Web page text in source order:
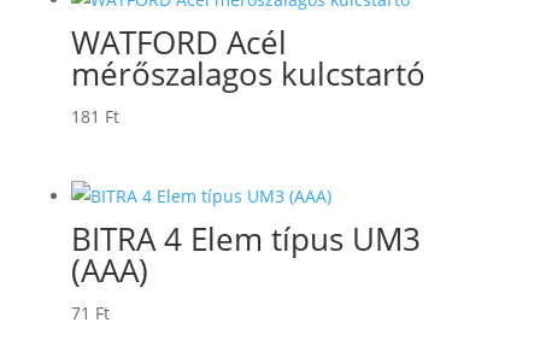
WATFORD Acél
mérőszalagos kulcstartó
181 Ft
BITRA 4 Elem típus UM3
(AAA)
71 Ft